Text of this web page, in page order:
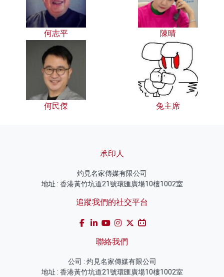
何志平 陳晴
何民傑 兔主席
承印人
灼見名家傳媒有限公司
地址 : 香港黃竹坑道21號環匯廣場10樓1002室
追蹤我們的社交平台
聯絡我們
公司 : 灼見名家傳媒有限公司
地址 : 香港黃竹坑道21號環匯廣場10樓1002室